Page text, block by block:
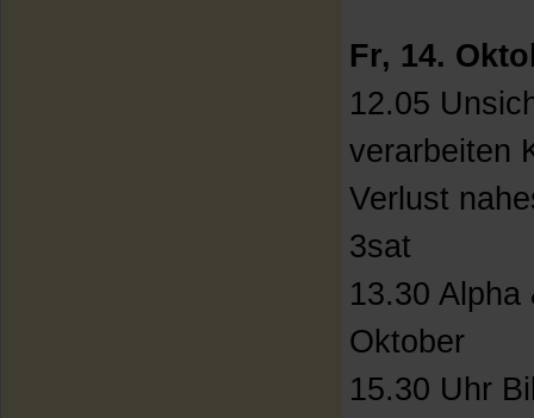
Fr, 14.
12.05
verarbeiten
Verlust
3sat
13.30 Alpha
Oktober
15.30 Uhr